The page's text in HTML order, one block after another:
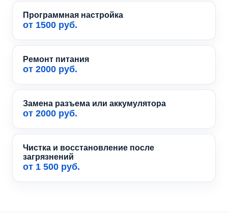
Программная настройка
от 1500 руб.
Ремонт питания
от 2000 руб.
Замена разъема или аккумулятора
от 2000 руб.
Чистка и восстановление после
загрязнений
от 1 500 руб.